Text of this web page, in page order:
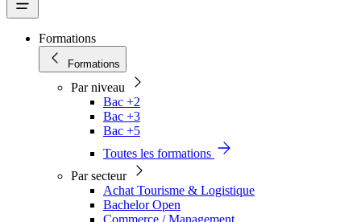
Formations
Formations
Par niveau
Bac +2
Bac +3
Bac +5
Toutes les formations
Par secteur
Achat Tourisme & Logistique
Bachelor Open
Commerce / Management